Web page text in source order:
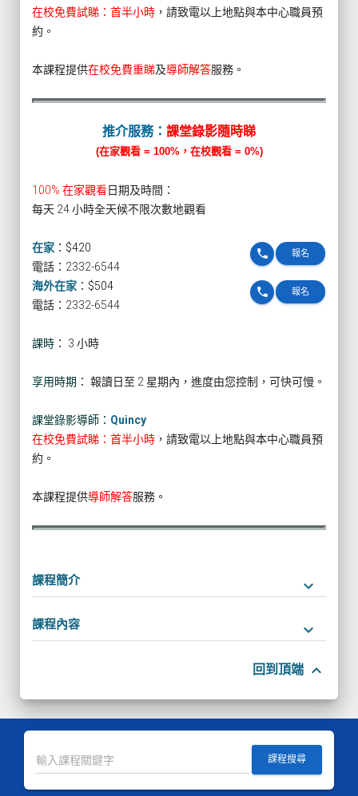
在校免費試睇：首半小時 ，請致電以上地點與本中心職員預
約。
本課程提供在校免費重睇及導師解答服務。
推介服務： 課堂錄影隨時睇
(在家觀看 = 100%，在校觀看 = 0%)
100% 在家觀看日期及時間：
每天 24 小時全天候不限次數地觀看
在家 ： $420 報名
phone
電話：2332-6544
海外在家 ： $504 報名
phone
電話：2332-6544
課時： 3 小時
享用時期： 報讀日至 2 星期內，進度由您控制，可快可慢。
課堂錄影導師： Quincy
在校免費試睇：首半小時 ，請致電以上地點與本中心職員預
約。
本課程提供導師解答服務。
課程簡介 keyboard_arrow_down
課程內容 keyboard_arrow_down
回到頂端 keyboard_arrow_up
課程搜尋